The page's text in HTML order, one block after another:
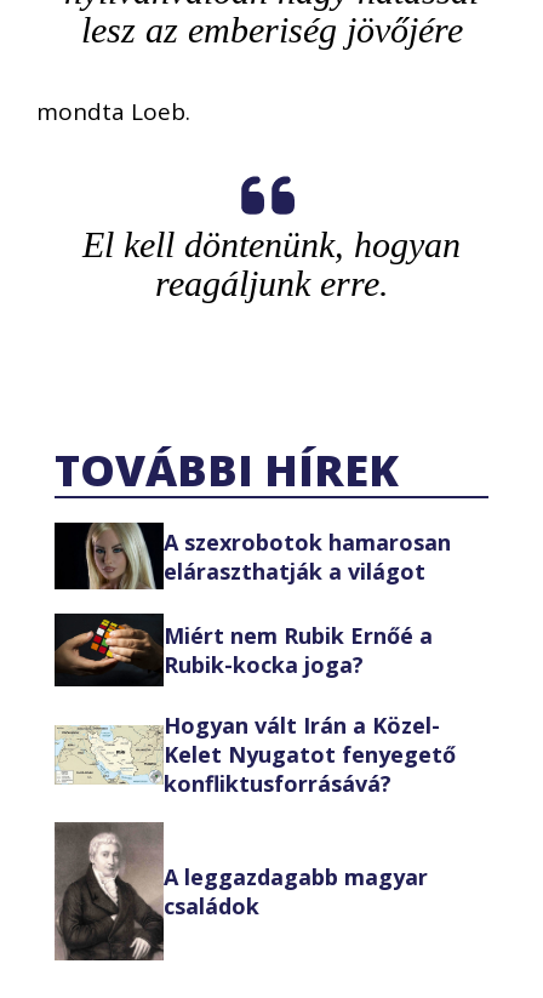
lesz az emberiség jövőjére
mondta Loeb.
El kell döntenünk, hogyan
reagáljunk erre.
TOVÁBBI HÍREK
A szexrobotok hamarosan
eláraszthatják a világot
Miért nem Rubik Ernőé a
Rubik-kocka joga?
Hogyan vált Irán a Közel-
Kelet Nyugatot fenyegető
konfliktusforrásává?
A leggazdagabb magyar
családok